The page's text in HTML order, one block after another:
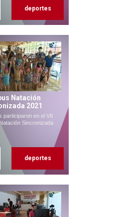
deportes
Natación
2021
participaron en el VII
Sincronizada
deportes